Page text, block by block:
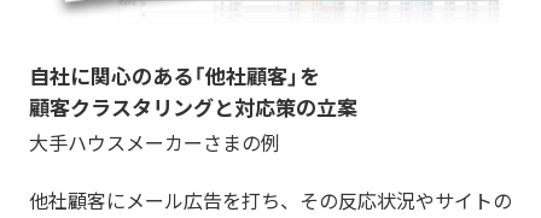
自社に関心のある「他社顧客」を
顧客クラスタリングと対応策の立案
大手ハウスメーカーさまの例
他社顧客にメール広告を打ち、その反応状況やサイトの